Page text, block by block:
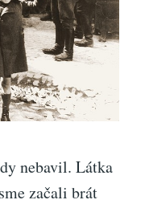
nebavil. Látka
začali brát